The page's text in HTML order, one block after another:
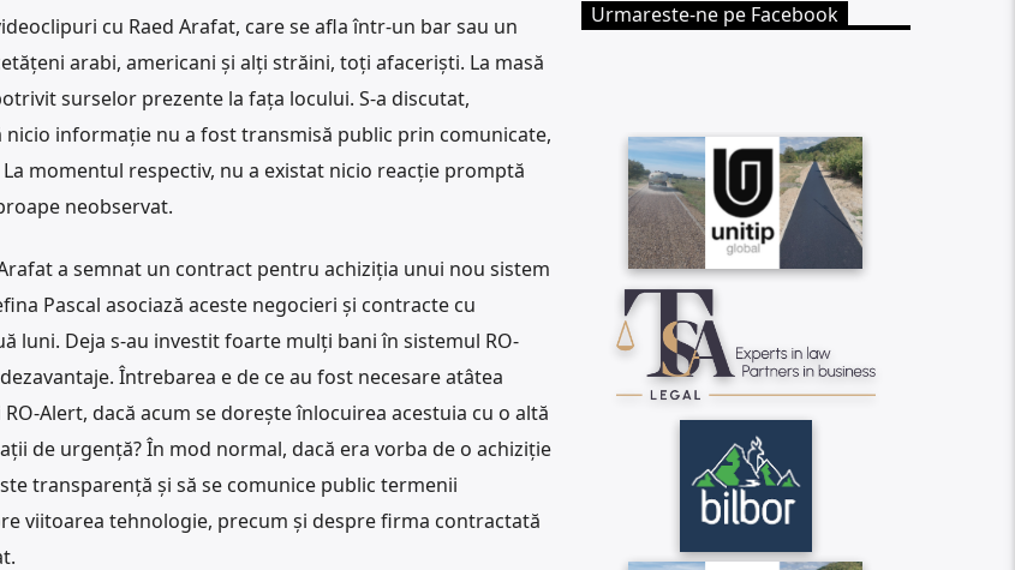
cu Raed Arafat, care se afla într-un bar sau un
arabi, americani și alți străini, toți afaceriști. La masă
surselor prezente la fața locului. S-a discutat,
informație nu a fost transmisă public prin comunicate,
momentul respectiv, nu a existat nicio reacție promptă
neobservat.
a semnat un contract pentru achiziția unui nou sistem
Pascal asociază aceste negocieri și contracte cu
luni. Deja s-au investit foarte mulți bani în sistemul RO-
Întrebarea e de ce au fost necesare atâtea
Alert, dacă acum se dorește înlocuirea acestuia cu o altă
de urgență? În mod normal, dacă era vorba de o achiziție
transparență și să se comunice public termenii
viitoarea tehnologie, precum și despre firma contractată
Urmareste-ne pe Facebook